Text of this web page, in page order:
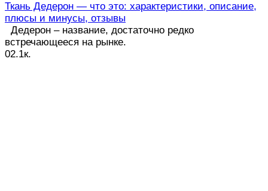
Ткань Дедерон — что это: характеристики, описание,
плюсы и минусы, отзывы
Дедерон – название, достаточно редко
встречающееся на рынке.
02.1к.